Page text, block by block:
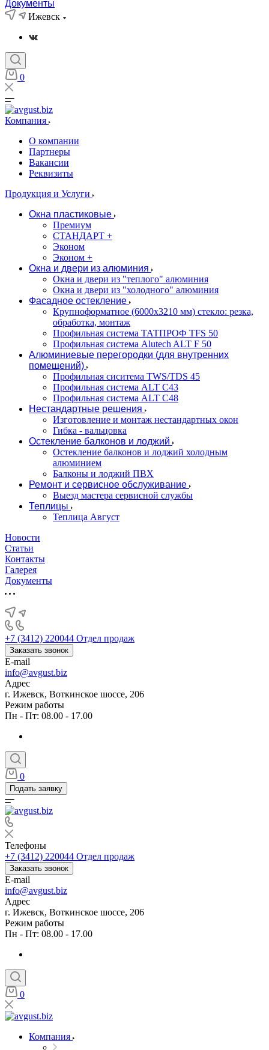
Документы
Ижевск
0
Компания
О компании
Партнеры
Вакансии
Реквизиты
Продукция и Услуги
Окна пластиковые
Премиум
СТАНДАРТ +
Эконом
Эконом +
Окна и двери из алюминия
Окна и двери из "теплого" алюминия
Окна и двери из "холодного" алюминия
Фасадное остекление
Крупноформатное (6000x3210 мм) стекло: резка,
обработка, монтаж
Профильная система ТАТПРОФ TFS 50
Профильная система Alutech ALT F 50
Алюминиевые перегородки (для внутренних
помещений)
Профильная сиситема TWS/TDS 45
Профильная система ALT C43
Профильная система ALT C48
Нестандартные решения
Изготовление и монтаж нестандартных окон
Гибка - вальцовка
Остекление балконов и лоджий
Остекление балконов и лоджий холодным
алюминием
Балконы и лоджий ПВХ
Ремонт и сервисное обслуживание
Выезд мастера сервисной службы
Теплицы
Теплица Август
Новости
Статьи
Контакты
Галерея
Документы
+7 (3412) 220044 Отдел продаж
Заказать звонок
E-mail
info@avgust.biz
Адрес
г. Ижевск, Воткинское шоссе, 206
Режим работы
Пн - Пт: 08.00 - 17.00
0
Подать заявку
Телефоны
+7 (3412) 220044 Отдел продаж
Заказать звонок
E-mail
info@avgust.biz
Адрес
г. Ижевск, Воткинское шоссе, 206
Режим работы
Пн - Пт: 08.00 - 17.00
0
Компания